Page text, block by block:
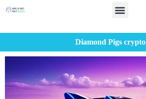
Diamond Pigs crypto